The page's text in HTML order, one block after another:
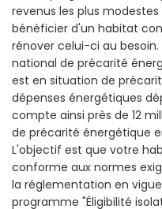
revenus les plus modestes
bénéficier d'un habitat
rénover celui-ci au
national de précarité
est en situation de
dépenses énergétiques
compte ainsi près de 12
de précarité énergétique
L'objectif est que votre
conforme aux normes
la réglementation en
programme "Éligibilité